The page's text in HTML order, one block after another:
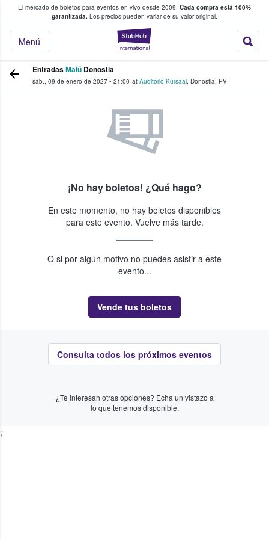
El mercado de boletos para eventos en vivo desde 2009. Cada compra está 100%
garantizada. Los precios pueden variar de su valor original.
StubHub: donde
Menú
fans compran y venden boletos
EntradasMalú Donostia
sáb., 09 de enero de 2027 • 21:00 at Auditorio Kursaal, Donostia, PV
¡No hay boletos! ¿Qué hago?
En este momento, no hay boletos disponibles
para este evento. Vuelve más tarde.
O si por algún motivo no puedes asistir a este
evento...
Vende tus boletos
Consulta todos los próximos eventos
¿Te interesan otras opciones? Echa un vistazo a
lo que tenemos disponible.
;